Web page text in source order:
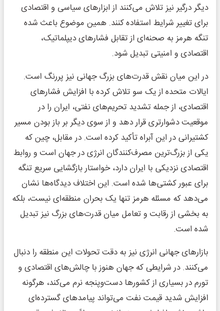
دیگر درگیر نیز تلاش می‌کنند از ابزارهای سیاسی و اقتصادی
برای تغییر شرایط استفاده کنند. همین موضوع باعث شده
تنگه هرمز به صحنه‌ای از تقابل فشارهای دیپلماتیک،
اقتصادی و امنیتی تبدیل شود.
در این میان نقش قدرت‌های بزرگ جهانی نیز پررنگ است.
ایالات متحده از یک سو تلاش کرده با افزایش فشارهای
اقتصادی، از جمله تشدید تحریم‌های نفتی، ایران را در
موقعیت دشوارتری قرار دهد و از سوی دیگر بر باز بودن مسیر
کشتیرانی در این آبراه تأکید کرده است. در مقابل، چین که
یکی از بزرگ‌ترین مصرف‌کنندگان انرژی در جهان است و روابط
اقتصادی نزدیکی با ایران دارد، خواستار بازگشایی سریع تنگه
برای عبور کشتی‌ها شده است. این اختلاف دیدگاه‌ها نشان
می‌دهد که مسئله هرمز تنها یک بحران منطقه‌ای نیست، بلکه
به بخشی از رقابت و تعامل میان قدرت‌های بزرگ نیز تبدیل
شده است.
بازارهای جهانی انرژی نیز به دقت تحولات این منطقه را دنبال
می‌کنند. در شرایطی که جهان هنوز با چالش‌های اقتصادی و
تورم در بسیاری از کشورها دست‌وپنجه نرم می‌کند، هرگونه
افزایش شدید قیمت نفت می‌تواند پیامدهای گسترده‌ای